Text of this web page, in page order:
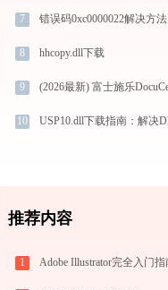
7 错误码0xc0000022解决方法
8 hhcopy.dll下载
9
10
推荐内容
1